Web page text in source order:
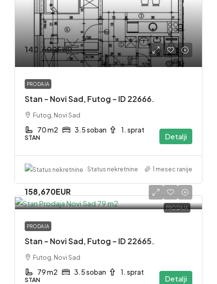
140,600EUR
PRODAJA
Stan – Novi Sad, Futog – ID 22666.
Futog, Novi Sad
70 m2 3.5 soban 1. sprat
STAN Detalji
Status nekretnine 1 mesec ranije
PRODAJA
158,670EUR
PRODAJA
Stan – Novi Sad, Futog – ID 22665.
Futog, Novi Sad
79 m2 3.5 soban 1. sprat
STAN Detalji